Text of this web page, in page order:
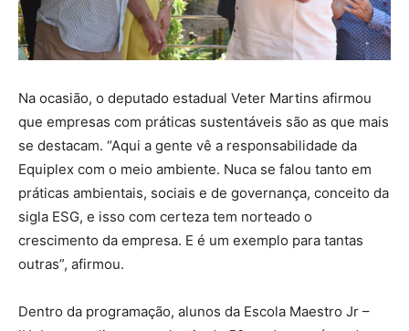
Na ocasião, o deputado estadual Veter Martins afirmou
que empresas com práticas sustentáveis são as que mais
se destacam. “Aqui a gente vê a responsabilidade da
Equiplex com o meio ambiente. Nuca se falou tanto em
práticas ambientais, sociais e de governança, conceito da
sigla ESG, e isso com certeza tem norteado o
crescimento da empresa. E é um exemplo para tantas
outras”, afirmou.
Dentro da programação, alunos da Escola Maestro Jr –